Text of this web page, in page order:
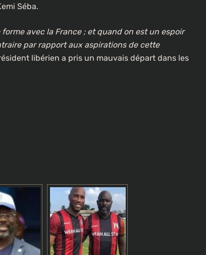
Séba.
avec la France ; et quand on est un espoir
par rapport aux aspirations de cette
libérien a pris un mauvais départ dans les